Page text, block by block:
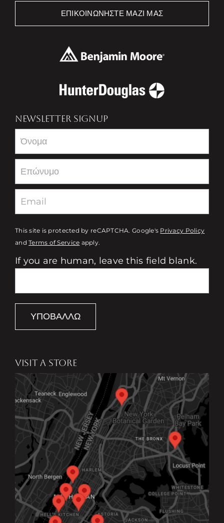
ΕΠΙΚΟΙΝΩΝΉΣΤΕ ΜΑΖΊ ΜΑΣ
NEWSLETTER SIGNUP
Newsletter
This site is protected by reCAPTCHA. Google's Privacy Policy
andTerms of Service apply.
If you are human, leave this field blank.
ΥΠΟΒΆΛΛΩ
VISIT A STORE